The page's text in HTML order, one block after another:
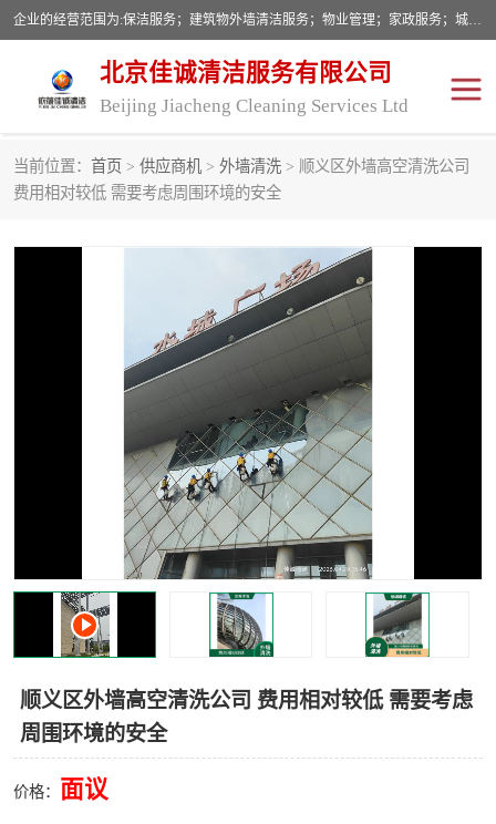
企业的经营范围为:保洁服务；建筑物外墙清洁服务；物业管理；家政服务；城市园林绿化；劳务分包；技术开发、技术转让、技术服务；销售保洁设备、卫生用品、化工产品（不含危险化学品及一类易制毒化学品）、日用品、办公设备、建筑材料、装饰材料；图文设计；清洁服务（不含餐具消毒）；中央空调维修；工程设计；施工总承包；专业承包。
北京佳诚清洁服务有限公司
Beijing Jiacheng Cleaning Services Ltd
当前位置： 首页 > 供应商机 > 外墙清洗 > 顺义区外墙高空清洗公司
费用相对较低 需要考虑周围环境的安全
顺义区外墙高空清洗公司 费用相对较低 需要考虑
周围环境的安全
价格： 面议
外墙清洗 开荒保洁
开荒保洁 保洁服务
建筑物外墙维修